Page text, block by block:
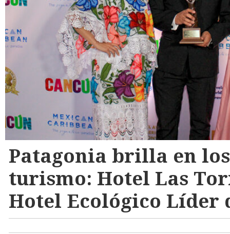
Patagonia brilla en los
turismo: Hotel Las
Hotel Ecológico Líder